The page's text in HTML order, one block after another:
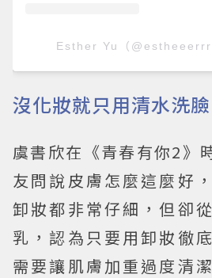
Esther Yu（
沒化妝就只用清水洗臉
虞書欣在《青春有你2》
友問說皮膚怎麼這麼好
卸妝都非常仔細，但卻
乳，認為只要用卸妝徹
需要讓肌膚加重過度清